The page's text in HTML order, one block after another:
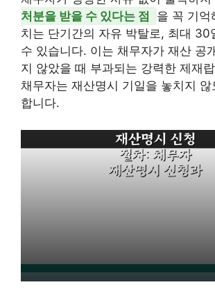
처분을 받을 수 있다는 점
을 꼭 기억
치는 단기간의 자유 박탈로, 최대 30
수 있습니다. 이는 채무자가 재산 공
지 않았을 때 부과되는 강력한 제재
채무자는 재산명시 기일을 놓치지
합니다.